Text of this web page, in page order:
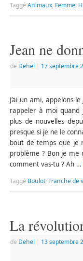
TaggéAnimaux, Femme,
Jean ne
de Dehel | 17 septembre
J’ai un ami, appelons-
rappeler à moi quand
plus de nouvelles
presque si je ne le
bout de temps que je
problème ? Bon je me
comment vas-tu ? Ah …
Taggé Boulot,Tranche de
La
de Dehel | 13 septembre